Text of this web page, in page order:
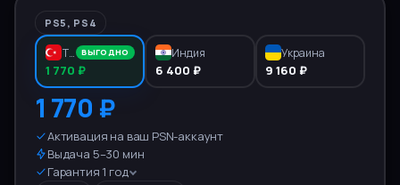
PS5, PS4
ТурцияВЫГОДНО
1 770 ₽
Индия
6 400 ₽
Украина
9 160 ₽
1 770 ₽
Активация на ваш PSN-аккаунт
Выдача 5–30 мин
Гарантия 1 год